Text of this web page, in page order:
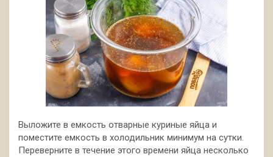
Выложите в емкость отварные куриные яйца и
поместите емкость в холодильник минимум на сутки.
Переверните в течение этого времени яйца несколько